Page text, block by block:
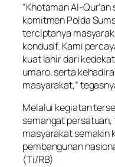
“Khotaman Al-
komitmen Polda
terciptanya
kondusif. Kami
kuat lahir dari
umaro, serta
masyarakat,”
Melalui kegiatan
semangat
masyarakat semakin
pembangunan
(Ti/RB)